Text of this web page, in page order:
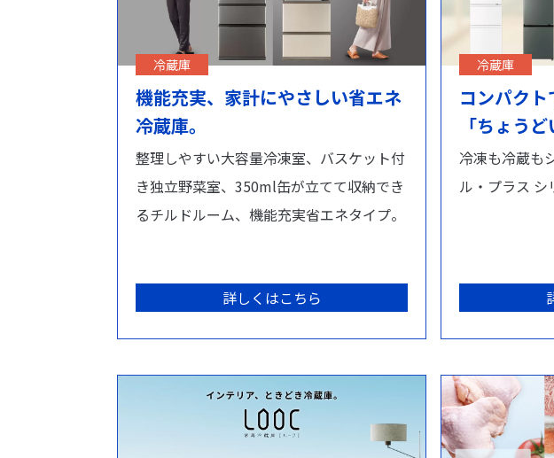
冷蔵庫
機能充実、家計にやさしい省エネ
冷蔵庫。
整理しやすい大容量冷凍室、バスケット付
き独立野菜室、350ml缶が立てて収納でき
るチルドルーム、機能充実省エネタイプ。
詳しくはこちら
冷蔵庫
コンパク
「ちょう
冷凍も冷蔵も
ル・プラス シ